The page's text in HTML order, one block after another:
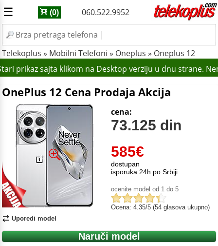
☰ (0) 060.522.9952
Telekoplus » Mobilni Telefoni » Oneplus » Oneplus 12
prikaz sajta klikom na Desktop verziju u dnu strane.
OnePlus 12 Cena Prodaja Akcija
Uporedi model
585€
cena:
73.125 din
dostupan
isporuka 24h po Srbiji
ocenite model od 1 do 5
Ocena: 4.35/5 (54 glasova ukupno)
Naruči model